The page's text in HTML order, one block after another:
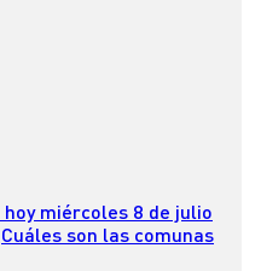
miércoles 8 de julio
son las comunas